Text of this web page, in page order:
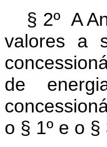
§ 2º A
valores a
de
o § 1º e o